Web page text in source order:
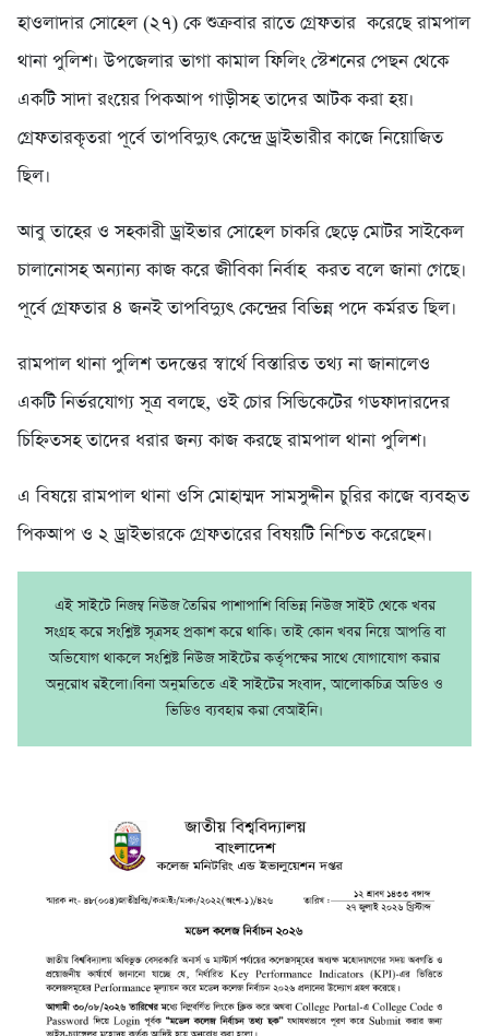
হাওলাদার সোহেল (২৭) কে শুক্রবার রাতে গ্রেফতার করেছে রামপাল
থানা পুলিশ। উপজেলার ভাগা কামাল ফিলিং স্টেশনের পেছন থেকে
একটি সাদা রংয়ের পিকআপ গাড়ীসহ তাদের আটক করা হয়।
গ্রেফতারকৃতরা পূর্বে তাপবিদ্যুৎ কেন্দ্রে ড্রাইভারীর কাজে নিয়োজিত
ছিল।
আবু তাহের ও সহকারী ড্রাইভার সোহেল চাকরি ছেড়ে মোটর সাইকেল
চালানোসহ অন্যান্য কাজ করে জীবিকা নির্বাহ করত বলে জানা গেছে।
পূর্বে গ্রেফতার ৪ জনই তাপবিদ্যুৎ কেন্দ্রের বিভিন্ন পদে কর্মরত ছিল।
রামপাল থানা পুলিশ তদন্তের স্বার্থে বিস্তারিত তথ্য না জানালেও
একটি নির্ভরযোগ্য সূত্র বলছে, ওই চোর সিন্ডিকেটের গডফাদারদের
চিহ্নিতসহ তাদের ধরার জন্য কাজ করছে রামপাল থানা পুলিশ।
এ বিষয়ে রামপাল থানা ওসি মোহাম্মদ সামসুদ্দীন চুরির কাজে ব্যবহৃত
পিকআপ ও ২ ড্রাইভারকে গ্রেফতারের বিষয়টি নিশ্চিত করেছেন।
এই সাইটে নিজম্ব নিউজ তৈরির পাশাপাশি বিভিন্ন নিউজ সাইট থেকে খবর
সংগ্রহ করে সংশ্লিষ্ট সূত্রসহ প্রকাশ করে থাকি। তাই কোন খবর নিয়ে আপত্তি বা
অভিযোগ থাকলে সংশ্লিষ্ট নিউজ সাইটের কর্তৃপক্ষের সাথে যোগাযোগ করার
অনুরোধ রইলো।বিনা অনুমতিতে এই সাইটের সংবাদ, আলোকচিত্র অডিও ও
ভিডিও ব্যবহার করা বেআইনি।